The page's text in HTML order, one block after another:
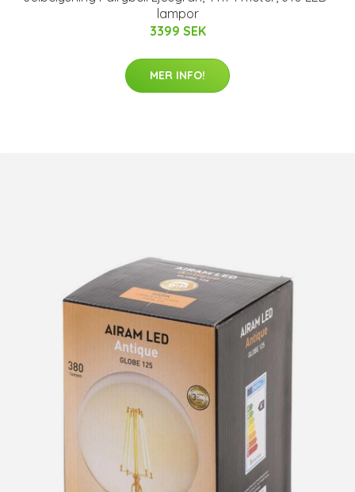
lampor
3399 SEK
MER INFO!